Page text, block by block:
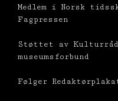
Medlem i Norsk
Fagpressen
Støttet av
museumsforbund
Følger